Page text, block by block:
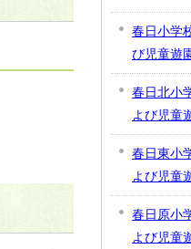
春日小学
び児童遊
春日北小
よび児童
春日東小
よび児童
春日原小
よび児童